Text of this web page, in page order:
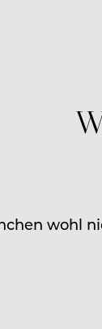
wohl